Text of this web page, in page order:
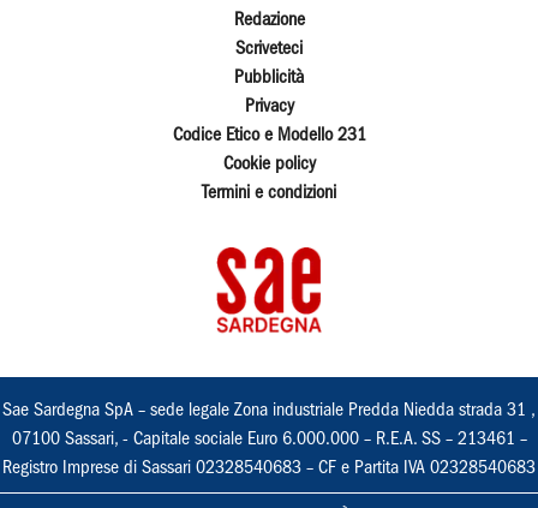
Redazione
Scriveteci
Pubblicità
Privacy
Codice Etico e Modello 231
Cookie policy
Termini e condizioni
Sae Sardegna SpA – sede legale Zona industriale Predda Niedda strada 31 ,
07100 Sassari, - Capitale sociale Euro 6.000.000 – R.E.A. SS – 213461 –
Registro Imprese di Sassari 02328540683 – CF e Partita IVA 02328540683